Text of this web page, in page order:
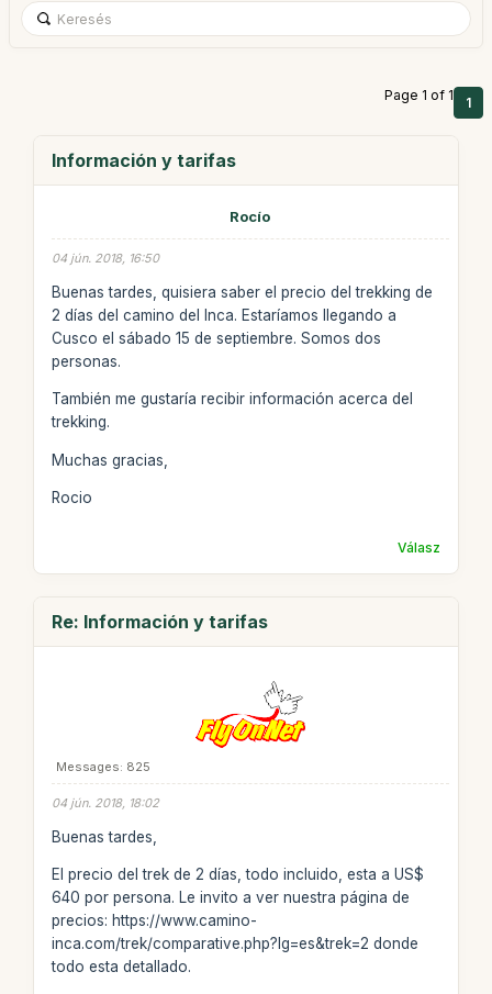
Page 1 of 1 1
Información y tarifas
Rocío
04 jún. 2018, 16:50
Buenas tardes, quisiera saber el precio del trekking de
2 días del camino del Inca. Estaríamos llegando a
Cusco el sábado 15 de septiembre. Somos dos
personas.
También me gustaría recibir información acerca del
trekking.
Muchas gracias,
Rocio
Válasz
Re: Información y tarifas
Messages: 825
04 jún. 2018, 18:02
Buenas tardes,
El precio del trek de 2 días, todo incluido, esta a US$
640 por persona. Le invito a ver nuestra página de
precios: https://www.camino-
inca.com/trek/comparative.php?lg=es&trek=2 donde
todo esta detallado.